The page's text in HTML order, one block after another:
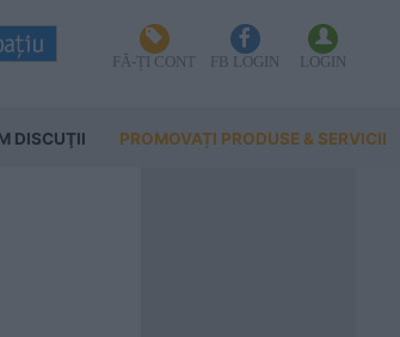
FĂ-ȚI CONT FB LOGIN LOGIN
DISCUŢII PROMOVAȚI PRODUSE & SERVICII